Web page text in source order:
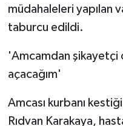
müdahaleleri yapılan
taburcu edildi.
'Amcamdan şikayetçi
açacağım'
Amcası kurbanı
Rıdvan Karakaya,